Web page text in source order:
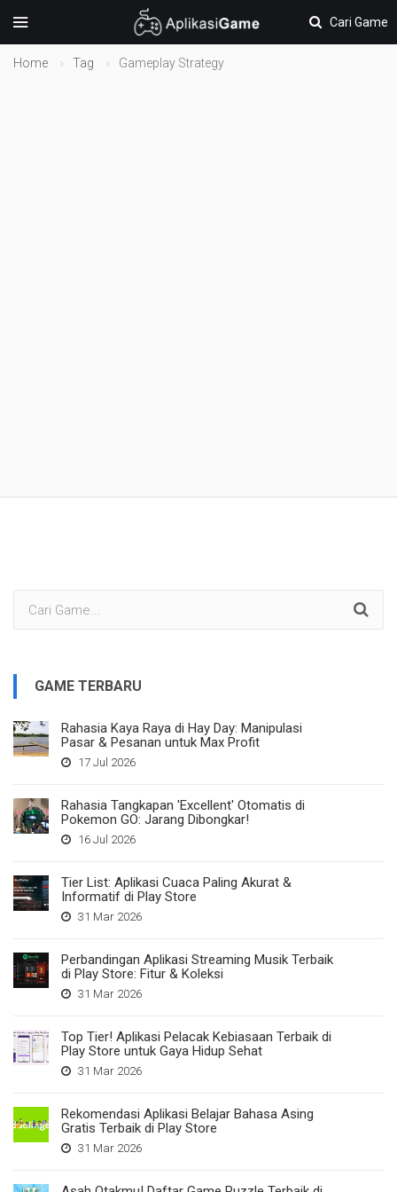
Cari Game
Home Tag Gameplay Strategy
GAME TERBARU
Rahasia Kaya Raya di Hay Day: Manipulasi
Pasar & Pesanan untuk Max Profit
17 Jul 2026
Rahasia Tangkapan 'Excellent' Otomatis di
Pokemon GO: Jarang Dibongkar!
16 Jul 2026
Tier List: Aplikasi Cuaca Paling Akurat &
Informatif di Play Store
31 Mar 2026
Perbandingan Aplikasi Streaming Musik Terbaik
di Play Store: Fitur & Koleksi
31 Mar 2026
Top Tier! Aplikasi Pelacak Kebiasaan Terbaik di
Play Store untuk Gaya Hidup Sehat
31 Mar 2026
Rekomendasi Aplikasi Belajar Bahasa Asing
Gratis Terbaik di Play Store
31 Mar 2026